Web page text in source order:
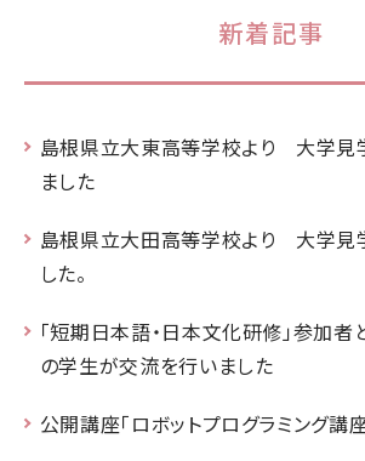
新着記事
島根県立大東高等学校より 大学見
ました
島根県立大田高等学校より 大学見
した。
「短期日本語・日本文化研修」参加者
の学生が交流を行いました
公開講座「ロボットプログラミング講